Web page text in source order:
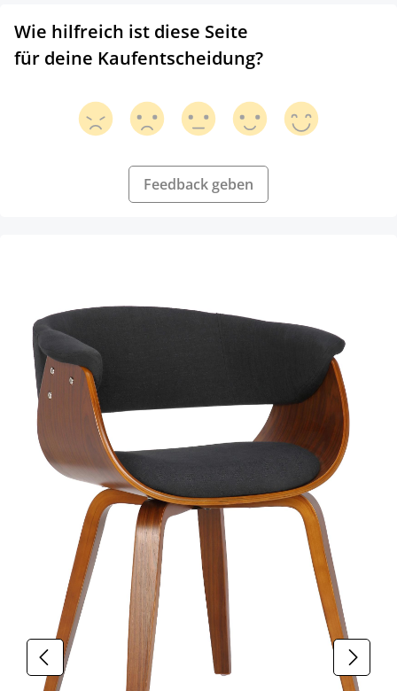
Wie hilfreich ist diese Seite
für deine Kaufentscheidung?
Feedback geben